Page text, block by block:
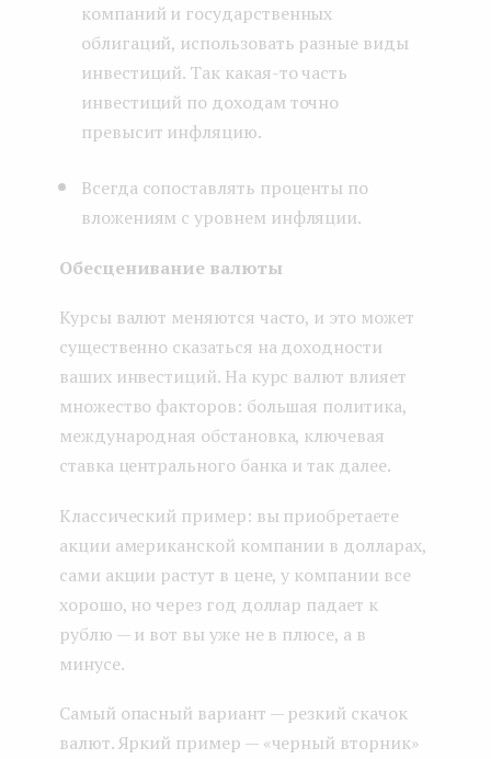
компаний и государственных
облигаций, использовать разные виды
инвестиций. Так какая-то часть
инвестиций по доходам точно
превысит инфляцию.
Всегда сопоставлять проценты по
вложениям с уровнем инфляции.
Обесценивание валюты
Курсы валют меняются часто, и это может
существенно сказаться на доходности
ваших инвестиций. На курс валют влияет
множество факторов: большая политика,
международная обстановка, ключевая
ставка центрального банка и так далее.
Классический пример: вы приобретаете
акции американской компании в долларах,
сами акции растут в цене, у компании все
хорошо, но через год доллар падает к
рублю — и вот вы уже не в плюсе, а в
минусе.
Самый опасный вариант — резкий скачок
валют. Яркий пример — «черный вторник»